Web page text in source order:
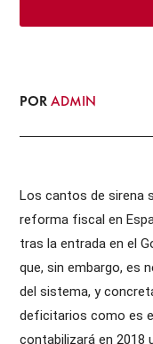
PORADMIN
Los cantos de sirena
reforma fiscal en
tras la entrada en el
que, sin embargo, es
del sistema, y
deficitarios como es
contabilizará en 2018